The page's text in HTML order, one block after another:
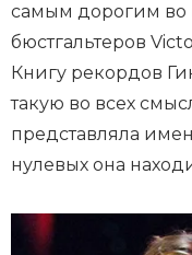
самым дорогим во
бюстгальтеров
Книгу рекордов
такую во всех
представляла
нулевых она